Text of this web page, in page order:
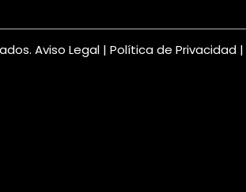
Aviso Legal | Política de Privacidad |